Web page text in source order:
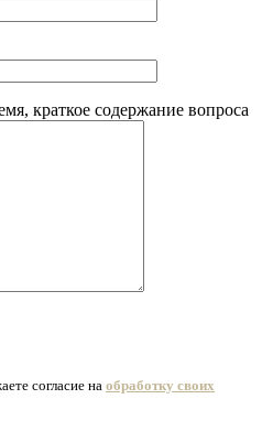
краткое содержание вопроса
согласие на обработку своих